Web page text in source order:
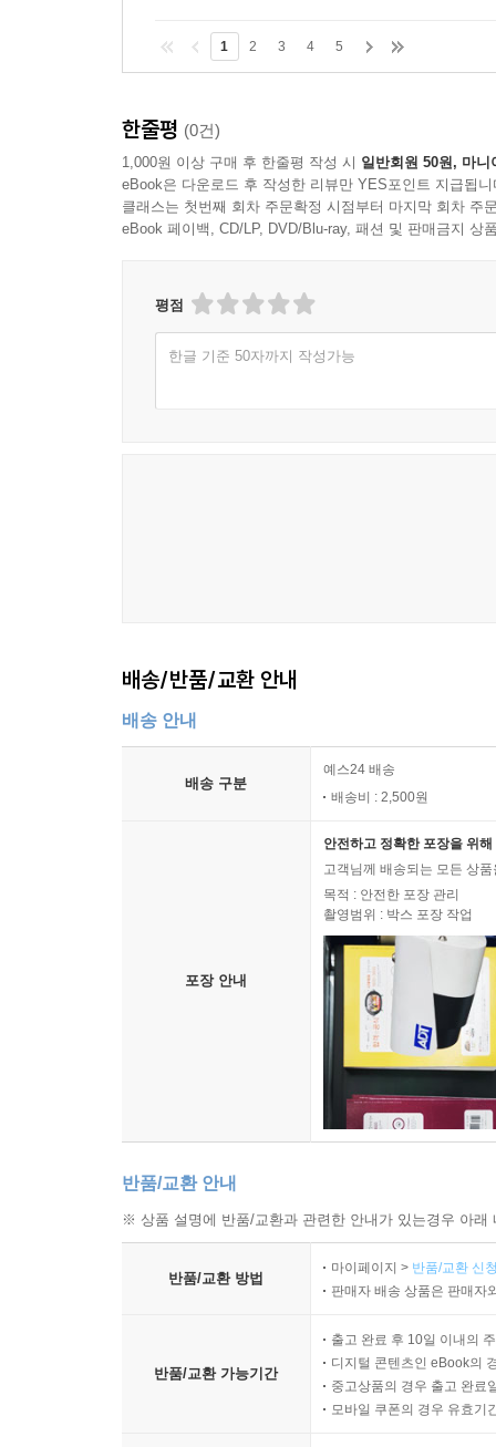
1 2 3 4 5
한줄평 (0건)
1,000원 이상 구매 후 한줄평 작성 시 일반회원 50원, 마니
eBook은 다운로드 후 작성한 리뷰만 YES포인트 지급됩니
클래스는 첫번째 회차 주문확정 시점부터 마지막 회차 주
eBook 페이백, CD/LP, DVD/Blu-ray, 패션 및 판매금지 상
평점
한글 기준 50자까지 작성가능
배송/반품/교환 안내
배송 안내
배송 구분
예스24 배송
배송비 : 2,500원
포장 안내
안전하고 정확한 포장을 위
고객님께 배송되는 모든 상
목적 : 안전한 포장 관리
촬영범위 : 박스 포장 작업
반품/교환 안내
※ 상품 설명에 반품/교환과 관련한 안내가 있는경우 아
반품/교환 방법
마이페이지 > 반품/교환 신
판매자 배송 상품은 판매자
반품/교환 가능기간
출고 완료 후 10일 이내의
디지털 콘텐츠인 eBook의
중고상품의 경우 출고 완료
모바일 쿠폰의 경우 유효기